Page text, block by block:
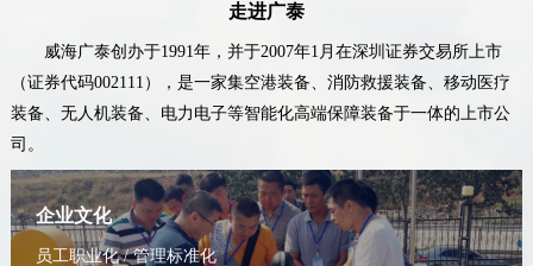
走进广泰
威海广泰创办于1991年，并于2007年1月在深圳证券交易所上市
（证券代码002111），是一家集空港装备、消防救援装备、移动医疗
装备、无人机装备、电力电子等智能化高端保障装备于一体的上市公
司。
企业文化
员工职业化 / 管理标准化